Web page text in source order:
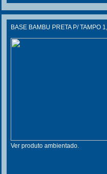
BASE BAMBU PRETA P/ TAMPO
Ver produto ambientado.